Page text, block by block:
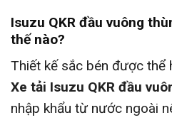
Isuzu QKR đầu vuông
thế nào?
Thiết kế sắc bén được thể
Xe tải Isuzu QKR đầu
nhập khẩu từ nước ngoài